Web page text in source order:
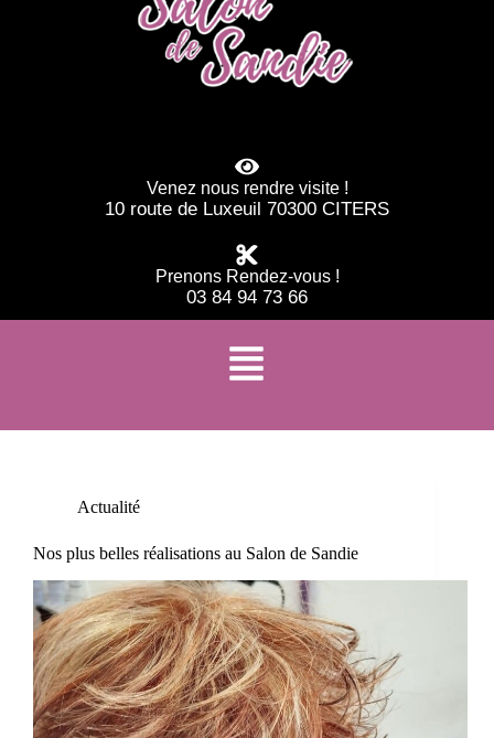
Venez nous rendre visite !
10 route de Luxeuil 70300 CITERS
Prenons Rendez-vous !
03 84 94 73 66
Actualité
Nos plus belles réalisations au Salon de Sandie